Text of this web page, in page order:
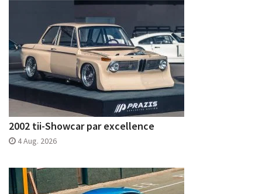
2002 tii-Showcar par excellence
4 Aug. 2026